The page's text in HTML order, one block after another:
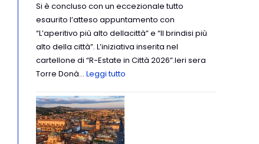
Si è concluso con un eccezionale tutto
esaurito l’atteso appuntamento con
“L’aperitivo più alto dellacittà” e “Il brindisi più
alto della città”. L’iniziativa inserita nel
cartellone di “R-Estate in Città 2026”.Ieri sera
Torre Donà… Leggi tutto